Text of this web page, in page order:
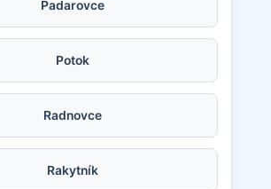
Padarovce
Potok
Radnovce
Rakytník